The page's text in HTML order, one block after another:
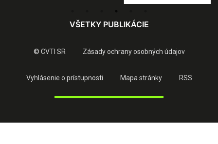
VŠETKY PUBLIKÁCIE
© CVTI SR Zásady ochrany osobných údajov
Vyhlásenie o prístupnosti Mapa stránky RSS